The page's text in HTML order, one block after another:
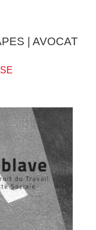
| AVOCAT